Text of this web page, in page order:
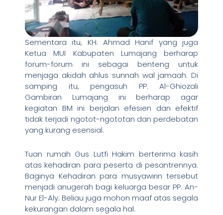
Sementara itu, KH. Ahmad Hanif yang juga
Ketua MUI Kabupaten Lumajang berharap
forum-forum ini sebagai benteng untuk
menjaga akidah ahlus sunnah wal jamaah. Di
samping itu, pengasuh PP. Al-Ghiozali
Gambiran Lumajang ini berharap agar
kegiatan BM ini berjalan efesien dan efektif
tidak terjadi ngotot-ngototan dan perdebatan
yang kurang esensial.
Tuan rumah Gus Lutfi Hakim berterima kasih
atas kehadiran para peserta di pesantrennya.
Baginya Kehadiran para musyawirin tersebut
menjadi anugerah bagi keluarga besar PP. An-
Nur El-Aly. Beliau juga mohon maaf atas segala
kekurangan dalam segala hal.